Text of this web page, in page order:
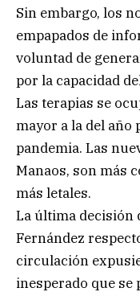
Sin embargo, los
empapados de
voluntad de
por la capacidad
Las terapias se
mayor a la del año
pandemia. Las
Manaos, son más
más letales.
La última decisión
Fernández
circulación
inesperado que se